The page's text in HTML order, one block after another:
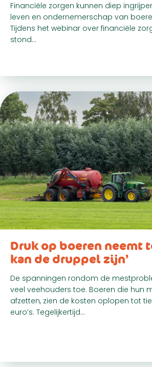
Financiële zorgen kunnen diep
leven en ondernemerschap van
Tijdens het webinar over financiële
stond…
Druk op boeren neemt
kan de druppel zijn’
De spanningen rondom de
veel veehouders toe. Boeren die hun
afzetten, zien de kosten oplopen tot
euro’s. Tegelijkertijd…